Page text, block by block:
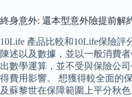
終身意外: 還本型意外險提前解
10Life 產品比較和10Life保險評
陳述以及數據，並以一般消費
出數學運算，並不受與保險公
得費用影響。 想獲得較全面的
及蘇黎世在保障範圍上平分秋